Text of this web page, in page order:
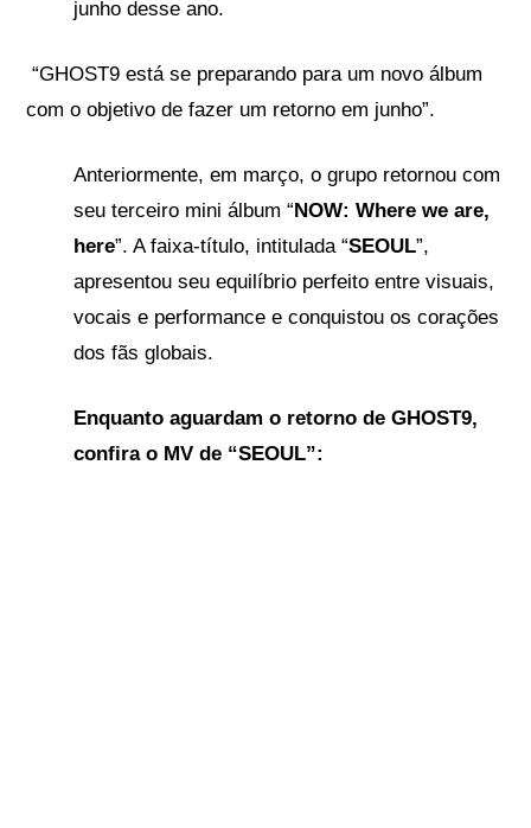
junho desse ano.
“GHOST9 está se preparando para um novo álbum
com o objetivo de fazer um retorno em junho”.
Anteriormente, em março, o grupo retornou com
seu terceiro mini álbum “ NOW: Where we are,
here”. A faixa-título, intitulada “SEOUL”,
apresentou seu equilíbrio perfeito entre visuais,
vocais e performance e conquistou os corações
dos fãs globais.
Enquanto aguardam o retorno de GHOST9,
confira o MV de “SEOUL”: